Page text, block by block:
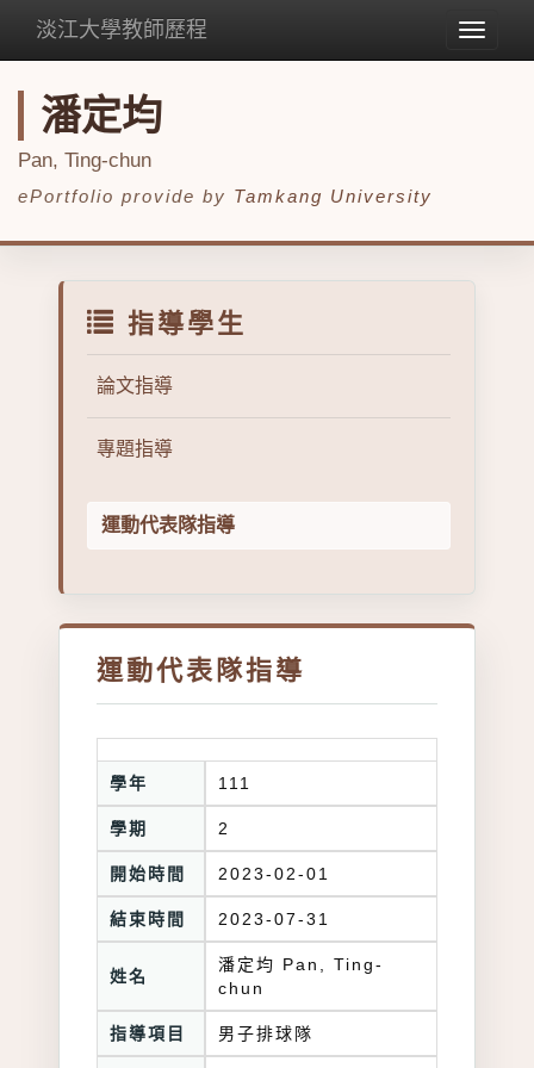
Toggle
淡江大學教師歷程
潘定均
Pan, Ting-chun
ePortfolio provide by Tamkang University
指導學生
論文指導
專題指導
運動代表隊指導
運動代表隊指導
學年 111
學期 2
開始時間 2023-02-01
結束時間 2023-07-31
姓名
潘定均 Pan, Ting-
chun
指導項目 男子排球隊